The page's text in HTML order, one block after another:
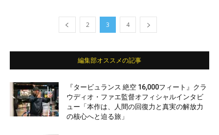
2 3 4
編集部オススメの記事
『タービュランス 絶空 16,000フィート』クラ
ウディオ・ファエ監督オフィシャルインタビ
ュー「本作は、人間の回復力と真実の解放力
の核心へと迫る旅」